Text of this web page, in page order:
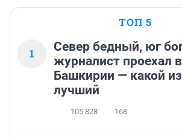
ТОП 5
1
Север бедный, юг
журналист проехал
Башкирии — какой
лучший
105 828 168